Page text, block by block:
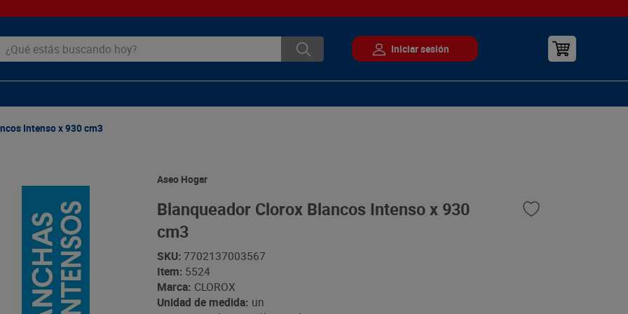
estás buscando hoy?
Intenso x 930 cm3
Aseo Hogar
Blanqueador Clorox Blancos Intenso x 930
cm3
SKU: 7702137003567
Item: 5524
Marca: CLOROX
Unidad de medida: un